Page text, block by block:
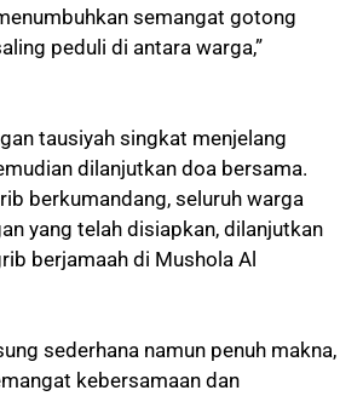
semangat gotong
peduli di antara warga,”
tausiyah singkat menjelang
dilanjutkan doa bersama.
berkumandang, seluruh warga
yang telah disiapkan, dilanjutkan
berjamaah di Mushola Al
sederhana namun penuh makna,
kebersamaan dan